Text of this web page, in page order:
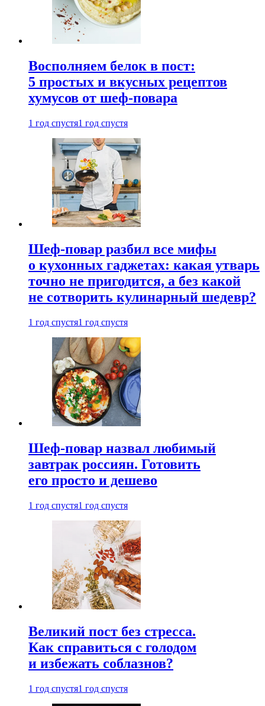
Восполняем белок в пост:
5 простых и вкусных рецептов
хумусов от шеф-повара
1 год спустя1 год спустя
Шеф-повар разбил все мифы
о кухонных гаджетах: какая утварь
точно не пригодится, а без какой
не сотворить кулинарный шедевр?
1 год спустя1 год спустя
Шеф-повар назвал любимый
завтрак россиян. Готовить
его просто и дешево
1 год спустя1 год спустя
Великий пост без стресса.
Как справиться с голодом
и избежать соблазнов?
1 год спустя1 год спустя